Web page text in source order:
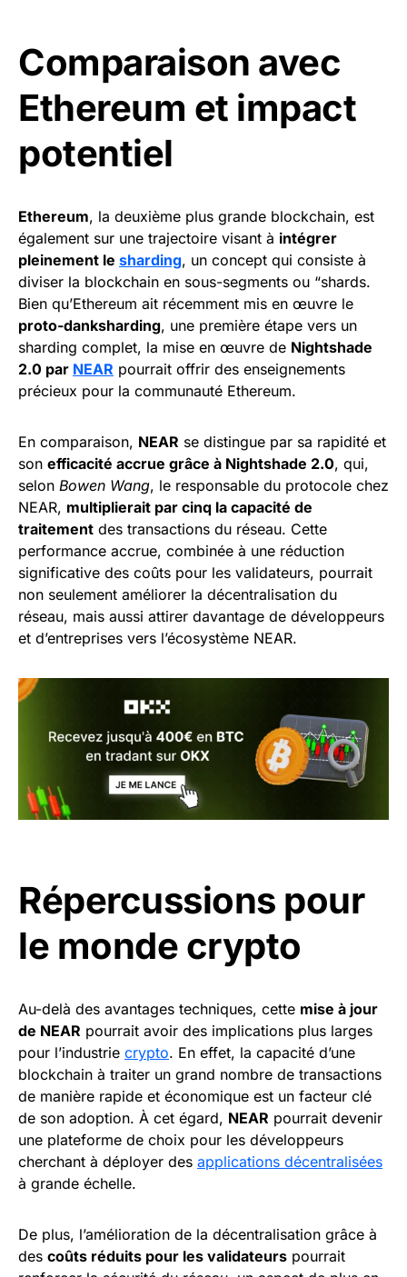
Comparaison avec
Ethereum et impact
potentiel
Ethereum, la deuxième plus grande blockchain, est
également sur une trajectoire visant à intégrer
pleinement le sharding, un concept qui consiste à
diviser la blockchain en sous-segments ou “shards.
Bien qu’Ethereum ait récemment mis en œuvre le
proto-danksharding, une première étape vers un
sharding complet, la mise en œuvre de Nightshade
2.0 par NEAR pourrait offrir des enseignements
précieux pour la communauté Ethereum.
En comparaison, NEAR se distingue par sa rapidité et
son efficacité accrue grâce à Nightshade 2.0, qui,
selon Bowen Wang, le responsable du protocole chez
NEAR, multiplierait par cinq la capacité de
traitement des transactions du réseau. Cette
performance accrue, combinée à une réduction
significative des coûts pour les validateurs, pourrait
non seulement améliorer la décentralisation du
réseau, mais aussi attirer davantage de développeurs
et d’entreprises vers l’écosystème NEAR.
Répercussions pour
le monde crypto
Au-delà des avantages techniques, cette mise à jour
de NEAR pourrait avoir des implications plus larges
pour l’industrie crypto. En effet, la capacité d’une
blockchain à traiter un grand nombre de transactions
de manière rapide et économique est un facteur clé
de son adoption. À cet égard, NEAR pourrait devenir
une plateforme de choix pour les développeurs
cherchant à déployer des applications décentralisées
à grande échelle.
De plus, l’amélioration de la décentralisation grâce à
des coûts réduits pour les validateurs pourrait